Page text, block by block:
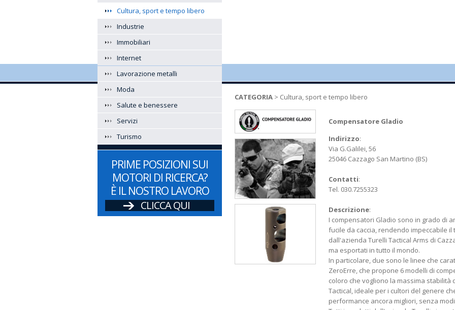
Cultura, sport e tempo libero
Industrie
Immobiliari
Internet
Lavorazione metalli
Moda
Salute e benessere
Servizi
Turismo
PRIME POSIZIONI SUI
MOTORI DI RICERCA?
È IL NOSTRO LAVORO
CLICCA QUI
CATEGORIA > Cultura, sport e tempo libero
Compensatore Gladio
Indirizzo:
Via G.Galilei, 56
25046 Cazzago San Martino (BS)
Contatti:
Tel. 030.7255323
Descrizione:
I compensatori Gladio sono in grado di
fucile da caccia, rendendo impeccabile
dall'azienda Turelli Tactical Arms di
ma esportati in tutto il mondo.
In particolare, due sono le linee che
ZeroErre, che propone 6 modelli di
coloro che vogliono la massima
Tactical, ideale per i cultori del genere
performance ancora migliori, senza